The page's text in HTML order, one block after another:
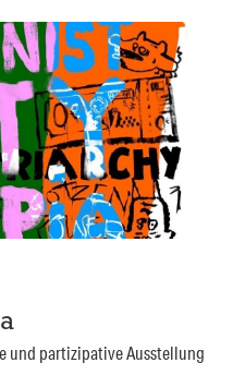
und partizipative Ausstellung